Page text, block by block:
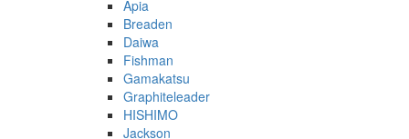
Apia
Breaden
Daiwa
Fishman
Gamakatsu
Graphiteleader
HISHIMO
Jackson